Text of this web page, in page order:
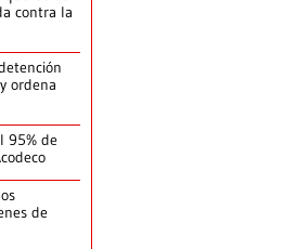
contra la
ordena
95% de
de